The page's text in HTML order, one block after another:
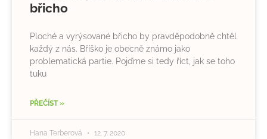
břicho
Ploché a vyrýsované břicho by pravděpodobně chtěl
každý z nás. Bříško je obecně známo jako
problematická partie. Pojďme si tedy říct, jak se toho
tuku
PŘEČÍST »
Hana Terberová 12. 7. 2020